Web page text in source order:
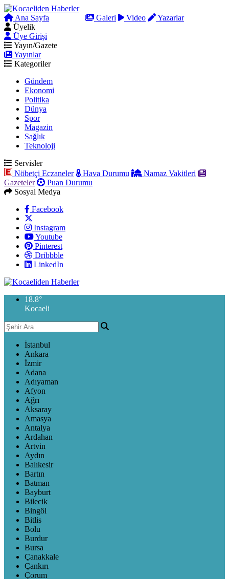
Ana Sayfa Galeri Video
Yazarlar
Üyelik
Üye Girişi
Yayın/Gazete
Yayınlar
Kategoriler
Gündem
Ekonomi
Politika
Dünya
Spor
Magazin
Sağlık
Teknoloji
Servisler
Nöbetçi Eczaneler
Hava Durumu
Namaz Vakitleri
Gazeteler
Puan Durumu
Sosyal Medya
Facebook
Instagram
Youtube
Pinterest
Dribbble
LinkedIn
18.8°
Kocaeli
İstanbul
Ankara
İzmir
Adana
Adıyaman
Afyon
Ağrı
Aksaray
Amasya
Antalya
Ardahan
Artvin
Aydın
Balıkesir
Bartın
Batman
Bayburt
Bilecik
Bingöl
Bitlis
Bolu
Burdur
Bursa
Çanakkale
Çankırı
Çorum